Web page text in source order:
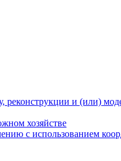
реконструкции и (или)
хозяйстве
с использованием